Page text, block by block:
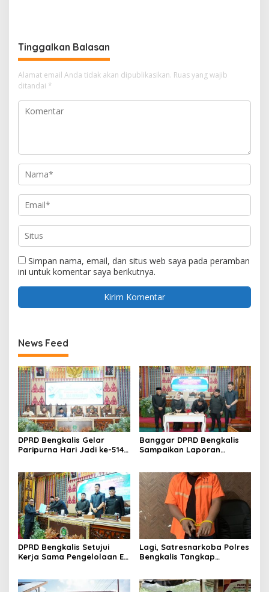
Tinggalkan Balasan
Alamat email Anda tidak akan dipublikasikan. Ruas yang wajib
ditandai *
Simpan nama, email, dan situs web saya pada peramban
ini untuk komentar saya berikutnya.
News Feed
DPRD Bengkalis Gelar
Paripurna Hari Jadi ke-514
Negeri Junjungan.
Banggar DPRD Bengkalis
Sampaikan Laporan
Pelaksanaan APBD Tahun
Anggaran 2025
DPRD Bengkalis Setujui
Kerja Sama Pengelolaan E-
Lagi, Satresnarkoba Polres
Bengkalis Tangkap